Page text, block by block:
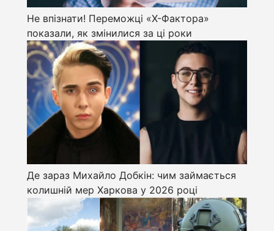
Не впізнати! Переможці «Х-Фактора»
показали, як змінилися за ці роки
Де зараз Михайло Добкін: чим займається
колишній мер Харкова у 2026 році